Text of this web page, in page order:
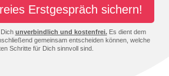
Erstgespräch sichern!
unverbindlich und kostenfrei.Es dient dem
gemeinsam entscheiden können, welche
Schritte für Dich sinnvoll sind.